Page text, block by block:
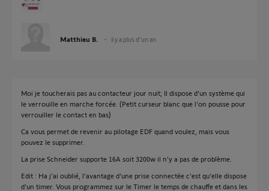
Matthieu B. il y a plus d'un an
Moi je toucherais pas au contacteur jour nuit; Il dispose d'un système qui
le verrouille en marche forcée. (Petit curseur blanc que l'on pousse pour
verrouiller le contact en bas)
Ca vous permet de revenir au pilotage EDF quand voulez, mais vous
pouvez le supprimer.
La prise Schneider supporte 16A soit 3200w il n'y a pas de problème.
Edit : Ha j'ai oublié, l'avantage d'une prise connectée c'est qu'elle dispose
d'un timer. Vous programmez sur le Timer le temps de chauffe et dans les